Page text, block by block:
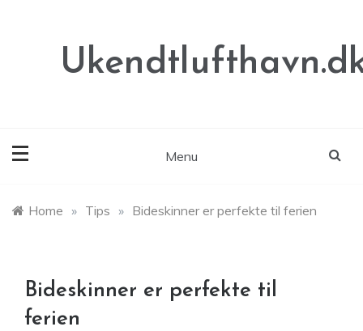
Menu
Home » Tips » Bideskinner er perfekte til ferien
Bideskinner er perfekte til
ferien